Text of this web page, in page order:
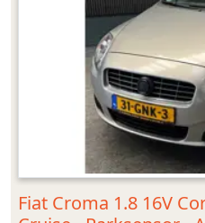
Fiat Croma 1.8 16V